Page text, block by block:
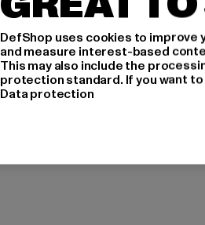
DefShop uses cookies to improve
and measure interest-based
This may also include the
protection standard. If you want
Data protection